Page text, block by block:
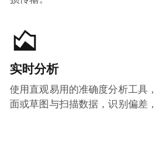
实时分析
使用直观易用的准确度分析工具
面或草图与扫描数据，识别偏差